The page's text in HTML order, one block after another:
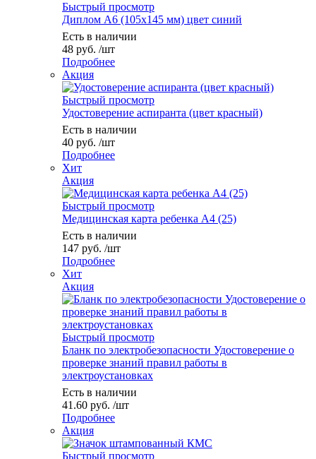
Быстрый просмотр
Диплом А6 (105х145 мм) цвет синий
Есть в наличии
48 руб. /шт
Подробнее
Акция
Быстрый просмотр
Удостоверение аспиранта (цвет красный)
Есть в наличии
40 руб. /шт
Подробнее
Хит
Акция
Быстрый просмотр
Медицинская карта ребенка А4 (25)
Есть в наличии
147 руб. /шт
Подробнее
Хит
Акция
Быстрый просмотр
Бланк по электробезопасности Удостоверение о
проверке знаний правил работы в
электроустановках
Есть в наличии
41.60 руб. /шт
Подробнее
Акция
Быстрый просмотр